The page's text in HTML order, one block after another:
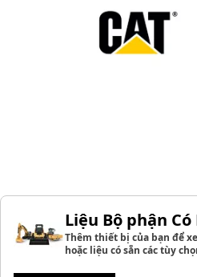
Liệu Bộ phận
Thêm thiết bị của bạn để
hoặc liệu có sẵn các tùy